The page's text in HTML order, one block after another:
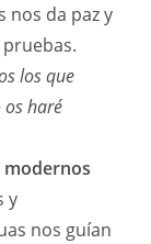
nos da paz y
los que
os haré
modernos
y
nos guían